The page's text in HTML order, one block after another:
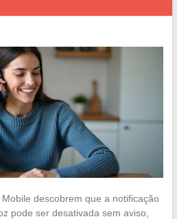
descobrem que a notificação
pode ser desativada sem aviso,